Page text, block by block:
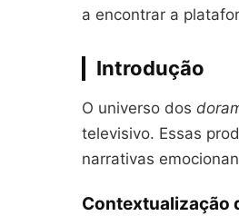
a encontrar a
Introdução
O universo dos
televisivo. Essas
narrativas
Contextualização